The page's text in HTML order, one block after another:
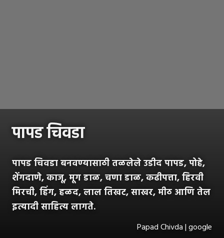
पापड चिवडा
पापड चिवडा बनवण्यासाठी तळलेले उडीद पापड, पोहे,
शेंगदाणे, काजू, मूग डाळ, चणा डाळ, कढीपत्ता, हिरवी
मिरची, हिंग, हळद, लाल तिखट, साखर, मीठ आणि तेल
इत्यादी साहित्य लागते.
Papad Chivda | google